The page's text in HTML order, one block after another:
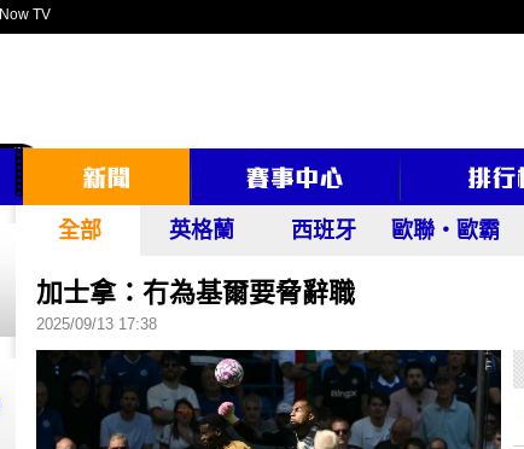
Now TV
全部 英格蘭 西班牙 歐聯‧歐霸
加士拿：冇為基爾要脅辭職
2025/09/13 17:38